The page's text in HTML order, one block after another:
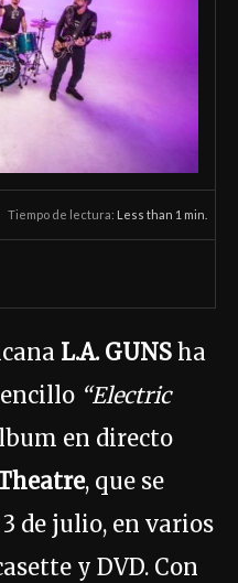
Tiempo de lectura: Less than 1 min.
L.A. GUNS ha
“Electric
en directo
, que se
de julio, en varios
y DVD. Con